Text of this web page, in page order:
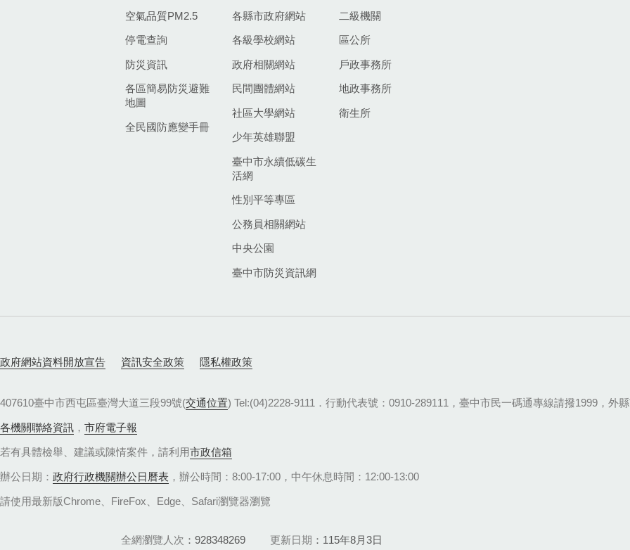
空氣品質PM2.5
停電查詢
防災資訊
各區簡易防災避難
地圖
全民國防應變手冊
各縣市政府網站
各級學校網站
政府相關網站
民間團體網站
社區大學網站
少年英雄聯盟
臺中市永續低碳生
活網
性別平等專區
公務員相關網站
中央公園
臺中市防災資訊網
二級機關
區公所
戶政事務所
地政事務所
衛生所
政府網站資料開放宣告 資訊安全政策 隱私權政策
407610臺中市西屯區臺灣大道三段99號(交通位置) Tel:(04)2228-9111．行動代表號：0910-289111，臺中市民一碼通專線請撥1999，外
各機關聯絡資訊 ， 市府電子報
若有具體檢舉、建議或陳情案件，請利用市政信箱
辦公日期： 政府行政機關辦公日曆表 ，辦公時間：8:00-17:00，中午休息時間：12:00-13:00
請使用最新版Chrome、FireFox、Edge、Safari瀏覽器瀏覽
全網瀏覽人次 928348269 更新日期 115年8月3日